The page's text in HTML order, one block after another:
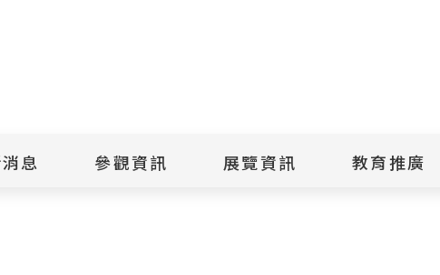
息 參觀資訊 展覽資訊 教育推廣
術家利格拉樂·阿𡠄創作分享會 探尋原住民族政治受難者的生